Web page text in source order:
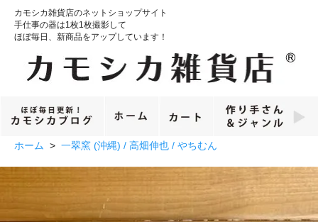
カモシカ雑貨店のネットショップサイト
手仕事の器は1枚1枚撮影して
ほぼ毎日、新商品をアップしています！
ホーム > 一翠窯 (沖縄) / 高畑伸也 / やちむん